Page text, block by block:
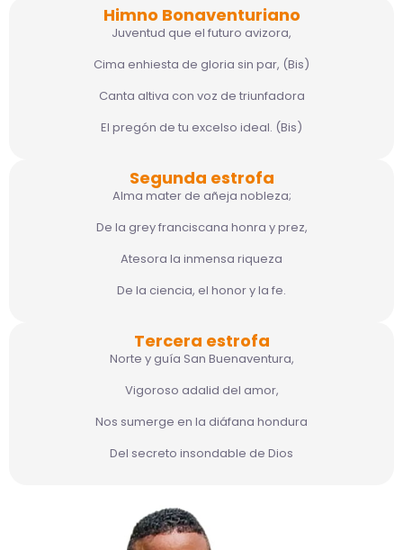
Himno Bonaventuriano
Juventud que el futuro avizora,
Cima enhiesta de gloria sin par, (Bis)
Canta altiva con voz de triunfadora
El pregón de tu excelso ideal. (Bis)
Segunda estrofa
Alma mater de añeja nobleza;
De la grey franciscana honra y prez,
Atesora la inmensa riqueza
De la ciencia, el honor y la fe.
Tercera estrofa
Norte y guía San Buenaventura,
Vigoroso adalid del amor,
Nos sumerge en la diáfana hondura
Del secreto insondable de Dios